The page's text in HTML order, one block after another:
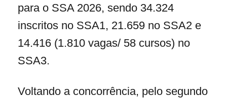
para o SSA 2026, sendo 34.324
inscritos no SSA1, 21.659 no SSA2 e
14.416 (1.810 vagas/ 58 cursos) no
SSA3.
Voltando a concorrência, pelo segundo